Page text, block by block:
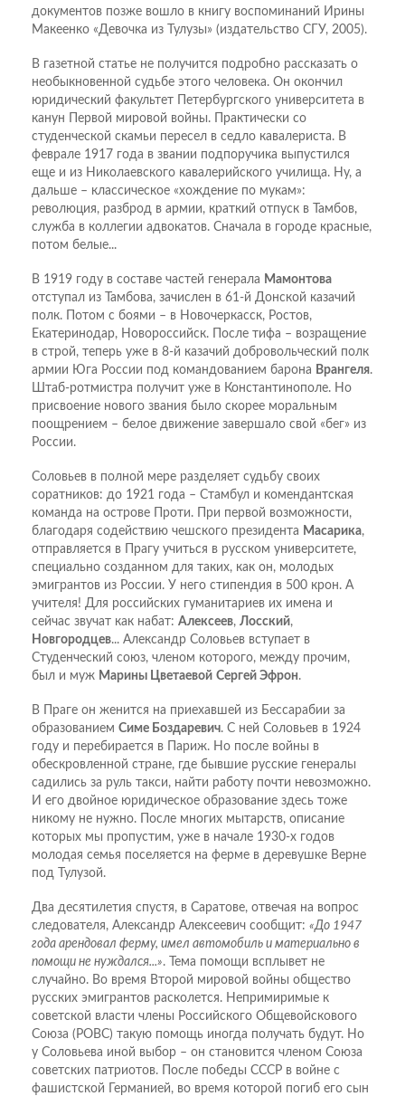
документов позже вошло в книгу воспоминаний Ирины
Макеенко «Девочка из Тулузы» (издательство СГУ, 2005).
В газетной статье не получится подробно рассказать о
необыкновенной судьбе этого человека. Он окончил
юридический факультет Петербургского университета в
канун Первой мировой войны. Практически со
студенческой скамьи пересел в седло кавалериста. В
феврале 1917 года в звании подпоручика выпустился
еще и из Николаевского кавалерийского училища. Ну, а
дальше – классическое «хождение по мукам»:
революция, разброд в армии, краткий отпуск в Тамбов,
служба в коллегии адвокатов. Сначала в городе красные,
потом белые...
В 1919 году в составе частей генерала Мамонтова
отступал из Тамбова, зачислен в 61-й Донской казачий
полк. Потом с боями – в Новочеркасск, Ростов,
Екатеринодар, Новороссийск. После тифа – возращение
в строй, теперь уже в 8-й казачий добровольческий полк
армии Юга России под командованием барона Врангеля.
Штаб-ротмистра получит уже в Константинополе. Но
присвоение нового звания было скорее моральным
поощрением – белое движение завершало свой «бег» из
России.
Соловьев в полной мере разделяет судьбу своих
соратников: до 1921 года – Стамбул и комендантская
команда на острове Проти. При первой возможности,
благодаря содействию чешского президента Масарика,
отправляется в Прагу учиться в русском университете,
специально созданном для таких, как он, молодых
эмигрантов из России. У него стипендия в 500 крон. А
учителя! Для российских гуманитариев их имена и
сейчас звучат как набат: Алексеев, Лосский,
Новгородцев... Александр Соловьев вступает в
Студенческий союз, членом которого, между прочим,
был и муж Марины Цветаевой Сергей Эфрон.
В Праге он женится на приехавшей из Бессарабии за
образованием Симе Боздаревич. С ней Соловьев в 1924
году и перебирается в Париж. Но после войны в
обескровленной стране, где бывшие русские генералы
садились за руль такси, найти работу почти невозможно.
И его двойное юридическое образование здесь тоже
никому не нужно. После многих мытарств, описание
которых мы пропустим, уже в начале 1930-х годов
молодая семья поселяется на ферме в деревушке Верне
под Тулузой.
Два десятилетия спустя, в Саратове, отвечая на вопрос
следователя, Александр Алексеевич сообщит: «До 1947
года арендовал ферму, имел автомобиль и материально в
помощи не нуждался...». Тема помощи всплывет не
случайно. Во время Второй мировой войны общество
русских эмигрантов расколется. Непримиримые к
советской власти члены Российского Общевойскового
Союза (РОВС) такую помощь иногда получать будут. Но
у Соловьева иной выбор – он становится членом Союза
советских патриотов. После победы СССР в войне с
фашистской Германией, во время которой погиб его сын